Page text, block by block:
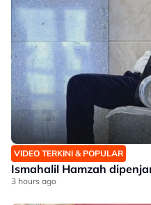
VIDEO TERKINI & POPULAR
Ismahalil Hamzah
3 hours ago